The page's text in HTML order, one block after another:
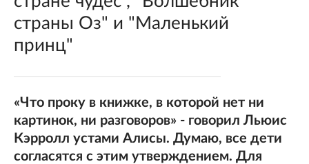
страны Оз" и "Маленький
принц"
«Что проку в книжке, в которой нет ни
картинок, ни разговоров» - говорил Льюис
Кэрролл устами Алисы. Думаю, все дети
согласятся с этим утверждением. Для